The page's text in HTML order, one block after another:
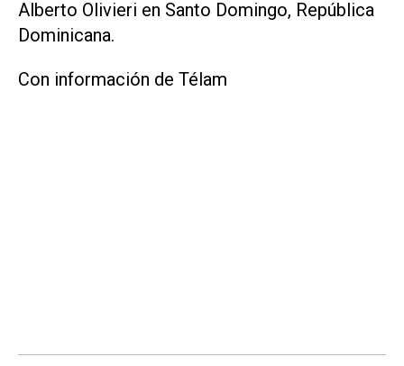
Alberto Olivieri en Santo Domingo, República
Dominicana.
Con información de Télam